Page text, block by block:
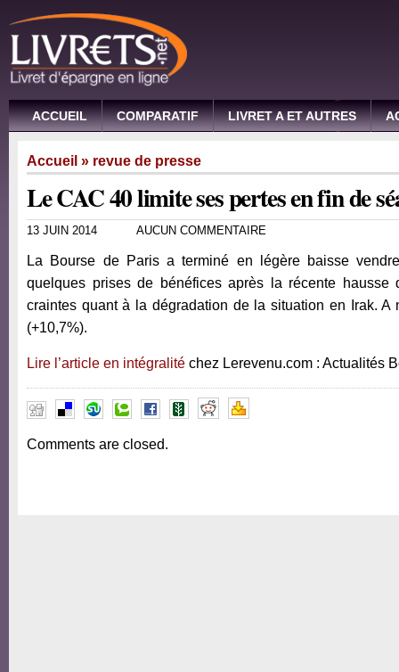
ACCUEIL COMPARATIF LIVRET A ET AUTRES
Accueil » revue de presse
Le CAC 40 limite ses pertes en fin de
13 JUIN 2014 AUCUN COMMENTAIRE
La Bourse de Paris a terminé en légère baisse
quelques prises de bénéfices après la récente hausse
craintes quant à la dégradation de la situation en Irak. A
(+10,7%).
Lire l’article en intégralité chez Lerevenu.com : Actualités
Comments are closed.